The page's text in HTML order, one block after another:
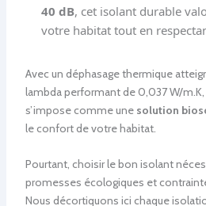
40 dB, cet isolant durable
votre habitat tout en
Avec un déphasage thermique
lambda performant de 0,037 W/
s’impose comme une solution
le confort de votre habitat.
Pourtant, choisir le bon isolant
promesses écologiques et
Nous décortiquons ici chaque